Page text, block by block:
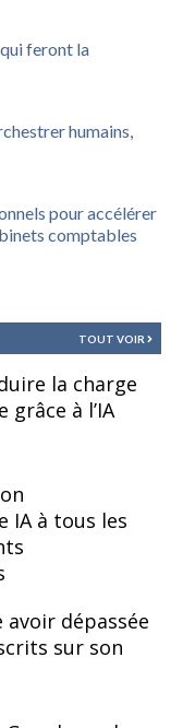
feront la
humains,
pour accélérer
comptables
TOUT VOIR
la charge
à l’IA
IA à tous les
avoir dépassée
sur son